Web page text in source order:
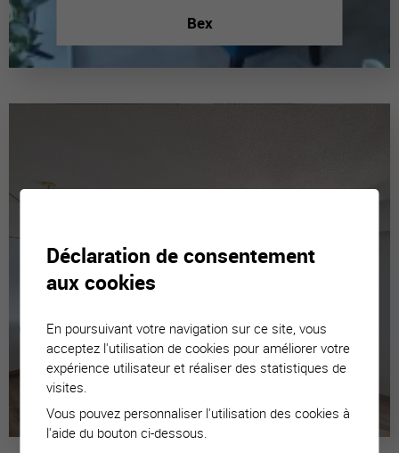
Bex
Déclaration de consentement
aux cookies
En poursuivant votre navigation sur ce site, vous
acceptez l'utilisation de cookies pour améliorer votre
expérience utilisateur et réaliser des statistiques de
visites.
Vous pouvez personnaliser l'utilisation des cookies à
l'aide du bouton ci-dessous.